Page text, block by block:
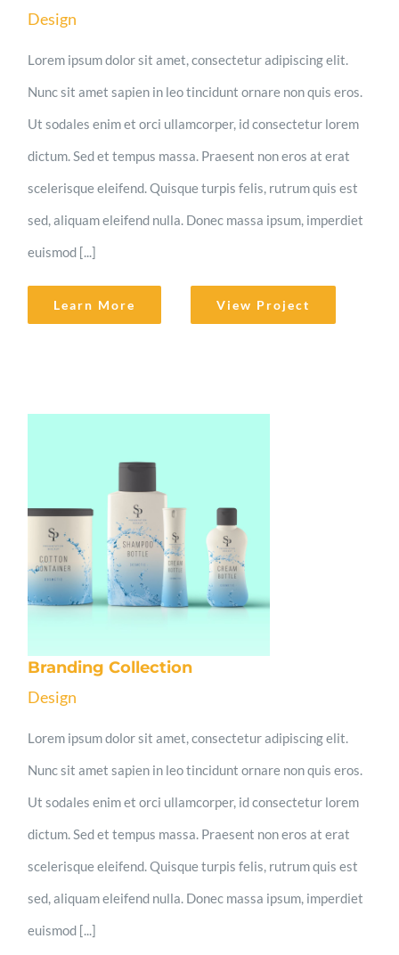
Design
Lorem ipsum dolor sit amet, consectetur adipiscing elit.
Nunc sit amet sapien in leo tincidunt ornare non quis eros.
Ut sodales enim et orci ullamcorper, id consectetur lorem
dictum. Sed et tempus massa. Praesent non eros at erat
scelerisque eleifend. Quisque turpis felis, rutrum quis est
sed, aliquam eleifend nulla. Donec massa ipsum, imperdiet
euismod [...]
Learn More View Project
Branding Collection
Design
Lorem ipsum dolor sit amet, consectetur adipiscing elit.
Nunc sit amet sapien in leo tincidunt ornare non quis eros.
Ut sodales enim et orci ullamcorper, id consectetur lorem
dictum. Sed et tempus massa. Praesent non eros at erat
scelerisque eleifend. Quisque turpis felis, rutrum quis est
sed, aliquam eleifend nulla. Donec massa ipsum, imperdiet
euismod [...]